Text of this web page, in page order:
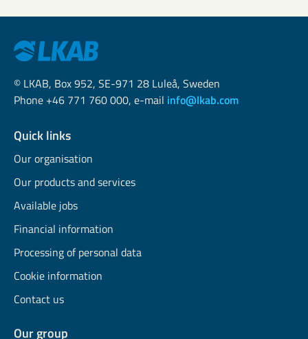
© LKAB, Box 952, SE-971 28 Luleå, Sweden
Phone +46 771 760 000, e-mail info@lkab.com
Quick links
Our organisation
Our products and services
Available jobs
Financial information
Processing of personal data
Cookie information
Contact us
Our group